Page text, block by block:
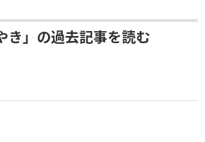
き」の過去記事を読む